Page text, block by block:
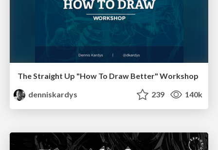
The Straight Up "How To Draw Better" Workshop
denniskardys
239 140k